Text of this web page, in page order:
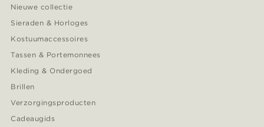
Nieuwe collectie
Sieraden & Horloges
Kostuumaccessoires
Tassen & Portemonnees
Kleding & Ondergoed
Brillen
Verzorgingsproducten
Cadeaugids